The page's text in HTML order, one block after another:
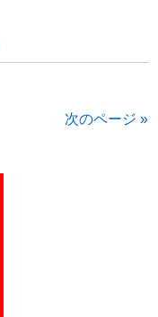
次のページ »